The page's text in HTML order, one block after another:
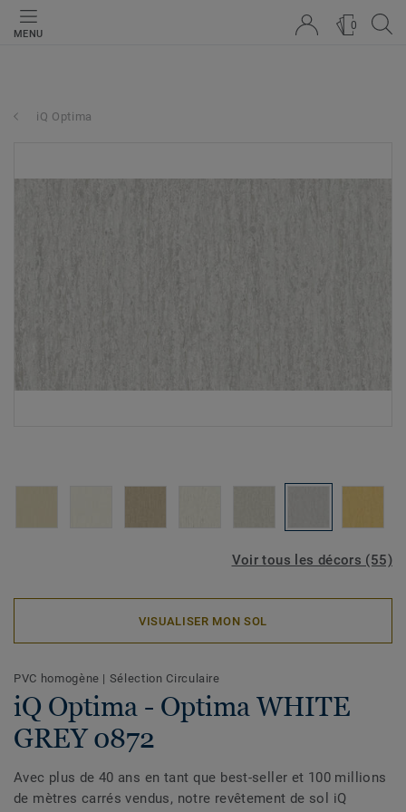
MENU
0
iQ Optima
Voir tous les décors (55)
VISUALISER MON SOL
PVC homogène | Sélection Circulaire
iQ Optima - Optima WHITE
GREY 0872
Avec plus de 40 ans en tant que best-seller et 100 millions
de mètres carrés vendus, notre revêtement de sol iQ